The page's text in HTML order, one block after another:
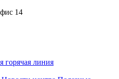
14
горячая линия